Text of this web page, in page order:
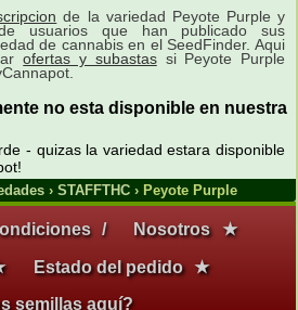
de la variedad Peyote Purple y
usuarios que han publicado sus
de cannabis en el SeedFinder. Aqui
ofertas y subastassi Peyote Purple
no esta disponible en nuestra
- quizas la variedad estara disponible
› STAFFTHC› Peyote Purple
/ Nosotros ★
Estado del pedido
★
semillas aquí?